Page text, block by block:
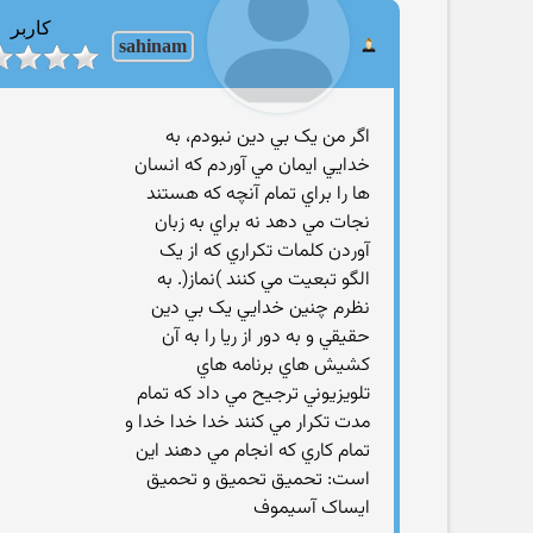
sahinam
کاربر
ﺍﮔﺮ ﻣﻦ ﻳﮏ ﺑﻲ ﺩﻳﻦ ﻧﺒﻮﺩﻡ، ﺑﻪ
ﺧﺪﺍﻳﻲ ﺍﻳﻤﺎﻥ ﻣﻲ ﺁﻭﺭﺩﻡ ﮐﻪ ﺍﻧﺴﺎﻥ
ﻫﺎ ﺭﺍ ﺑﺮﺍﻱ ﺗﻤﺎﻡ ﺁﻧﭽﻪ ﮐﻪ ﻫﺴﺘﻨﺪ
ﻧﺠﺎﺕ ﻣﻲ ﺩﻫﺪ ﻧﻪ ﺑﺮﺍﻱ ﺑﻪ ﺯﺑﺎﻥ
ﺁﻭﺭﺩﻥ ﮐﻠﻤﺎﺕ ﺗﮑﺮﺍﺭﻱ ﮐﻪ ﺍﺯ ﻳﮏ
ﺍﻟﮕﻮ ﺗﺒﻌﻴﺖ ﻣﻲ ﮐﻨﻨﺪ )ﻧﻤﺎﺯ(. ﺑﻪ
ﻧﻈﺮﻡ ﭼﻨﻴﻦ ﺧﺪﺍﻳﻲ ﻳﮏ ﺑﻲ ﺩﻳﻦ
ﺣﻘﻴﻘﻲ ﻭ ﺑﻪ ﺩﻭﺭ ﺍﺯ ﺭﻳﺎ ﺭﺍ ﺑﻪ ﺁﻥ
ﮐﺸﻴﺶ ﻫﺎﻱ ﺑﺮﻧﺎﻣﻪ ﻫﺎﻱ
ﺗﻠﻮﻳﺰﻳﻮﻧﻲ ﺗﺮﺟﻴﺢ ﻣﻲ ﺩﺍﺩ ﮐﻪ ﺗﻤﺎﻡ
ﻣﺪﺕ ﺗﮑﺮﺍﺭ ﻣﻲ ﮐﻨﻨﺪ ﺧﺪﺍ ﺧﺪﺍ ﺧﺪﺍ ﻭ
ﺗﻤﺎﻡ ﮐﺎﺭﻱ ﮐﻪ ﺍﻧﺠﺎﻡ ﻣﻲ ﺩﻫﻨﺪ ﺍﻳﻦ
ﺍﺳﺖ: ﺗﺤﻤﻴﻖ ﺗﺤﻤﻴﻖ ﻭ ﺗﺤﻤﻴﻖ
ﺍﻳﺴﺎﮎ ﺁﺳﻴﻤﻮﻑ